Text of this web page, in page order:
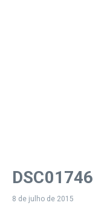
DSC01746
8 de julho de 2015